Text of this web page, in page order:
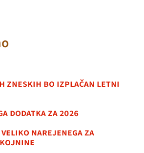
zneskih bo izplačan letni
dodatka za 2026
narejenega za